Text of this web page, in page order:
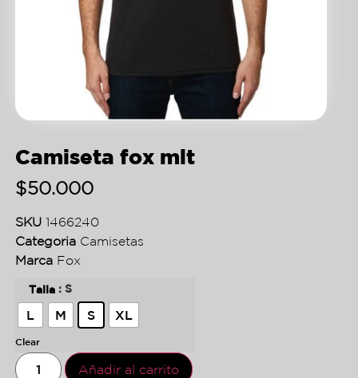
Camiseta fox mlt
$50.000
SKU 1466240
Categoria Camisetas
Marca Fox
Talla : S
L M S XL
Clear
Añadir al carrito